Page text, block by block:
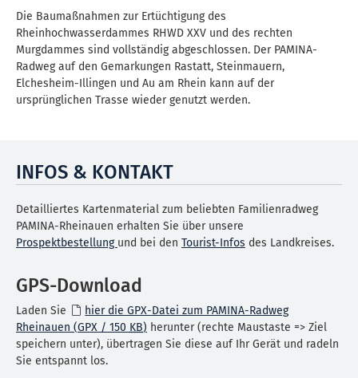
Die Baumaßnahmen zur Ertüchtigung des
Rheinhochwasserdammes RHWD XXV und des rechten
Murgdammes sind vollständig abgeschlossen. Der PAMINA-
Radweg auf den Gemarkungen Rastatt, Steinmauern,
Elchesheim-Illingen und Au am Rhein kann auf der
ursprünglichen Trasse wieder genutzt werden.
INFOS & KONTAKT
Detailliertes Kartenmaterial zum beliebten Familienradweg
PAMINA-Rheinauen erhalten Sie über unsere
Prospektbestellung und bei den Tourist-Infos des Landkreises.
GPS-Download
Laden Sie
hier die GPX-Datei zum PAMINA-Radweg
Rheinauen (GPX / 150 KB) herunter (rechte Maustaste => Ziel
speichern unter), übertragen Sie diese auf Ihr Gerät und radeln
Sie entspannt los.